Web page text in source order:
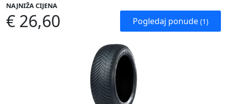
NAJNIŽA CIJENA
€ 26,60 Pogledaj ponude (1)